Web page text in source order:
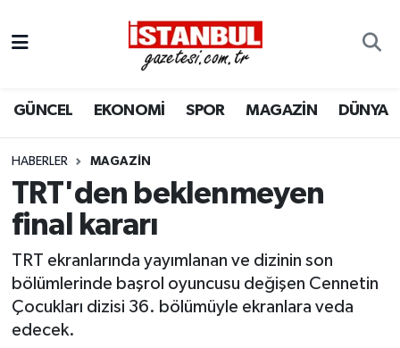
GÜNCEL EKONOMİ SPOR MAGAZİN DÜNYA
HABERLER MAGAZIN
TRT'den beklenmeyen
final kararı
TRT ekranlarında yayımlanan ve dizinin son
bölümlerinde başrol oyuncusu değişen Cennetin
Çocukları dizisi 36. bölümüyle ekranlara veda
edecek.
EKONOMİ
İSTANBUL
DÜNYA
KÜLTÜR SANAT
Nöbetçi Eczaneler
Hava Durumu
Trafik Durumu
Süper Lig Puan Durumu ve Fikstür
Son Dakika Haberleri
Haber Arşivi